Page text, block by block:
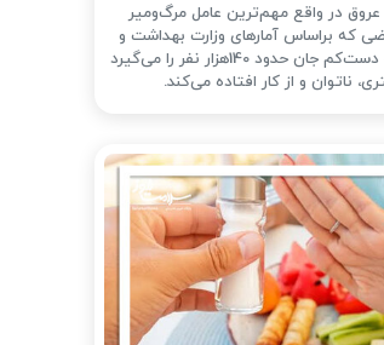
در واقع مهم‌ترین عامل مرگ‌ومیر
که براساس آمارهای وزارت بهداشت و
ثبت احوال، سالانه دست‌کم جان حدود 140هزار نفر را می‌گیرد
ناتوان و از کار افتاده می‌کند.